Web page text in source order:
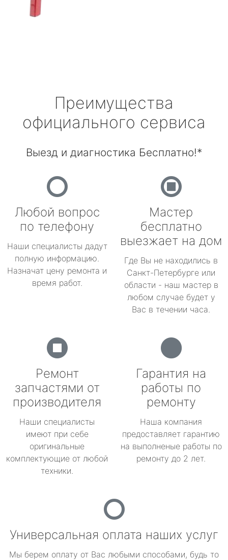
Преимущества
официального сервиса
Выезд и диагностика Бесплатно!*
Любой вопрос
по телефону
Наши специалисты дадут
полную информацию.
Назначат цену ремонта и
время работ.
Мастер
бесплатно
выезжает на дом
Где Вы не находились в
Санкт-Петербурге или
области - наш мастер в
любом случае будет у
Вас в течении часа.
Ремонт
запчастями от
производителя
Наши специалисты
имеют при себе
оригинальные
комплектующие от любой
техники.
Гарантия на
работы по
ремонту
Наша компания
предоставляет гарантию
на выполненые работы по
ремонту до 2 лет.
Универсальная оплата наших услуг
Мы берем оплату от Вас любыми способами, будь то